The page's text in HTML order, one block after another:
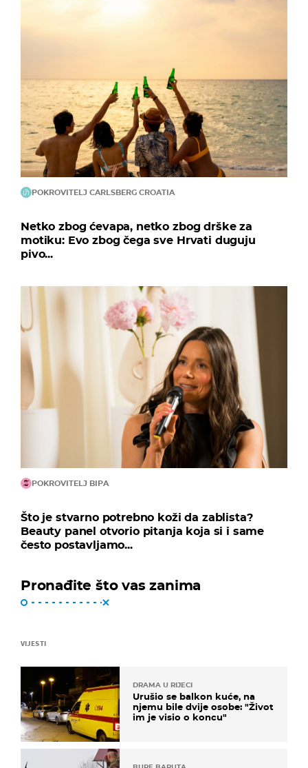
POKROVITELJ CARLSBERG CROATIA
Netko zbog ćevapa, netko zbog drške za
motiku: Evo zbog čega sve Hrvati duguju
pivo...
POKROVITELJ BIPA
Što je stvarno potrebno koži da zablista?
Beauty panel otvorio pitanja koja si i same
često postavljamo...
Pronađite što vas zanima
VIJESTI
DRAMA U RIJECI
Urušio se balkon kuće, na
njemu bile dvije osobe: "Život
im je visio o koncu"